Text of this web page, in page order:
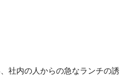
社内の人からの急なランチの誘